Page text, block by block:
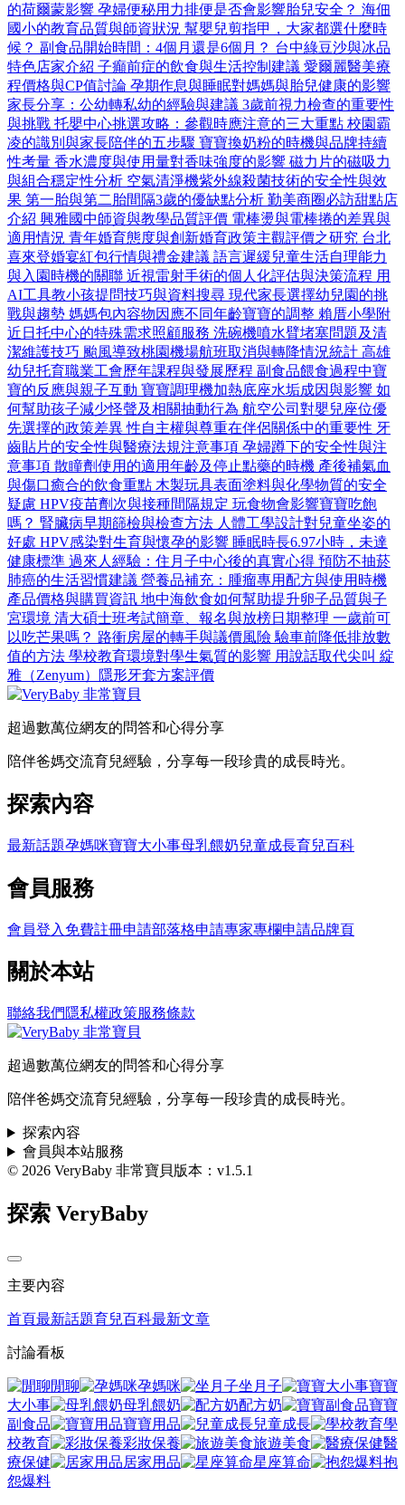
的荷爾蒙影響 孕婦便秘用力排便是否會影響胎兒安全？ 海佃
國小的教育品質與師資狀況 幫嬰兒剪指甲，大家都選什麼時
候？ 副食品開始時間：4個月還是6個月？ 台中綠豆沙與冰品
特色店家介紹 子癲前症的飲食與生活控制建議 愛爾麗醫美療
程價格與CP值討論 孕期作息與睡眠對媽媽與胎兒健康的影響
家長分享：公幼轉私幼的經驗與建議 3歲前視力檢查的重要性
與挑戰 托嬰中心挑選攻略：參觀時應注意的三大重點 校園霸
凌的識別與家長陪伴的五步驟 寶寶換奶粉的時機與品牌持續
性考量 香水濃度與使用量對香味強度的影響 磁力片的磁吸力
與組合穩定性分析 空氣清淨機紫外線殺菌技術的安全性與效
果 第一胎與第二胎間隔3歲的優缺點分析 勤美商圈必訪甜點店
介紹 興雅國中師資與教學品質評價 電棒燙與電棒捲的差異與
適用情況 青年婚育態度與創新婚育政策主觀評價之研究 台北
喜來登婚宴紅包行情與禮金建議 語言遲緩兒童生活自理能力
與入園時機的關聯 近視雷射手術的個人化評估與決策流程 用
AI工具教小孩提問技巧與資料搜尋 現代家長選擇幼兒園的挑
戰與趨勢 媽媽包內容物因應不同年齡寶寶的調整 賴厝小學附
近日托中心的特殊需求照顧服務 洗碗機噴水臂堵塞問題及清
潔維護技巧 颱風導致桃園機場航班取消與轉降情況統計 高雄
幼兒托育職業工會歷年課程與發展歷程 副食品餵食過程中寶
寶的反應與親子互動 寶寶調理機加熱底座水垢成因與影響 如
何幫助孩子減少怪聲及相關抽動行為 航空公司對嬰兒座位優
先選擇的政策差異性自主權與尊重在伴侶關係中的重要性 牙
齒貼片的安全性與醫療法規注意事項 孕婦蹲下的安全性與注
意事項 散瞳劑使用的適用年齡及停止點藥的時機 產後補氣血
與傷口癒合的飲食重點 木製玩具表面塗料與化學物質的安全
疑慮 HPV疫苗劑次與接種間隔規定 玩食物會影響寶寶吃飽
嗎？ 腎臟病早期篩檢與檢查方法 人體工學設計對兒童坐姿的
好處 HPV感染對生育與懷孕的影響 睡眠時長6.97小時，未達
健康標準 過來人經驗：住月子中心後的真實心得 預防不抽菸
肺癌的生活習慣建議 營養品補充：腫瘤專用配方與使用時機
產品價格與購買資訊 地中海飲食如何幫助提升卵子品質與子
宮環境 清大碩士班考試簡章、報名與放榜日期整理 一歲前可
以吃芒果嗎？ 路衝房屋的轉手與議價風險 驗車前降低排放數
值的方法 學校教育環境對學生氣質的影響 用說話取代尖叫 綻
雅（Zenyum）隱形牙套方案評價
超過數萬位網友的問答和心得分享
陪伴爸媽交流育兒經驗，分享每一段珍貴的成長時光。
探索內容
最新話題孕媽咪寶寶大小事母乳餵奶兒童成長育兒百科
會員服務
會員登入 免費註冊申請部落格申請專家專欄申請品牌頁
關於本站
聯絡我們 隱私權政策服務條款
超過數萬位網友的問答和心得分享
陪伴爸媽交流育兒經驗，分享每一段珍貴的成長時光。
探索內容
會員與本站服務
© 2026 VeryBaby 非常寶貝版本：v1.5.1
探索 VeryBaby
主要內容
首頁最新話題育兒百科最新文章
討論看板
閒聊 孕媽咪 坐月子
寶寶
大小事
母乳餵奶 配方奶
寶寶
副食品
寶寶用品 兒童成長
學
校教育
彩妝保養 旅遊美食
醫
療保健
居家用品 星座算命
抱
怨爆料